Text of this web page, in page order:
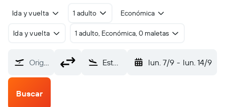
Ida y vuelta 1 adulto Económica
Ida y vuelta 1 adulto, Económica, 0 maletas
Origen Estocolmo-Västerås (VST) lun. 7/9 - lun. 14/9
Buscar